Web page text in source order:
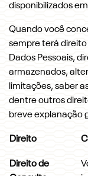
disponibilizados
Quando você
sempre terá
Dados Pessoais,
armazenados,
limitações, saber
dentre outros
breve explanação
Direito
Direito de